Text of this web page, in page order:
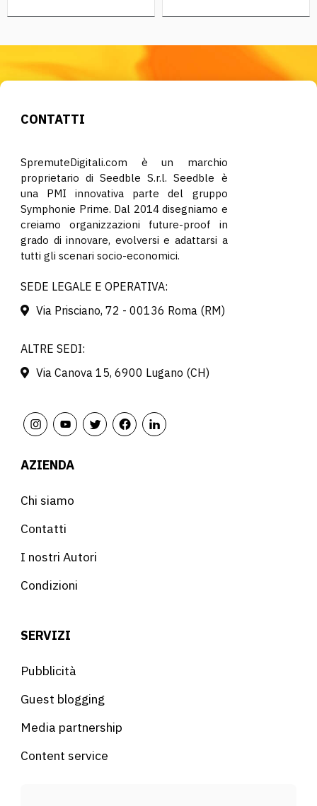
CONTATTI
SpremuteDigitali.com è un marchio
proprietario di Seedble S.r.l. Seedble è
una PMI innovativa parte del gruppo
Symphonie Prime. Dal 2014 disegniamo e
creiamo organizzazioni future-proof in
grado di innovare, evolversi e adattarsi a
tutti gli scenari socio-economici.
SEDE LEGALE E OPERATIVA:
Via Prisciano, 72 - 00136 Roma (RM)
ALTRE SEDI:
Via Canova 15, 6900 Lugano (CH)
AZIENDA
Chi siamo
Contatti
I nostri Autori
Condizioni
SERVIZI
Pubblicità
Guest blogging
Media partnership
Content service